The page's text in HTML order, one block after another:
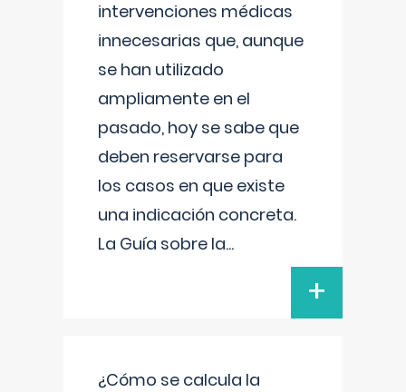
intervenciones médicas
innecesarias que, aunque
se han utilizado
ampliamente en el
pasado, hoy se sabe que
deben reservarse para
los casos en que existe
una indicación concreta.
La Guía sobre la...
+
¿Cómo se calcula la